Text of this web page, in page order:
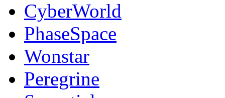
CyberWorld
PhaseSpace
Wonstar
Peregrine